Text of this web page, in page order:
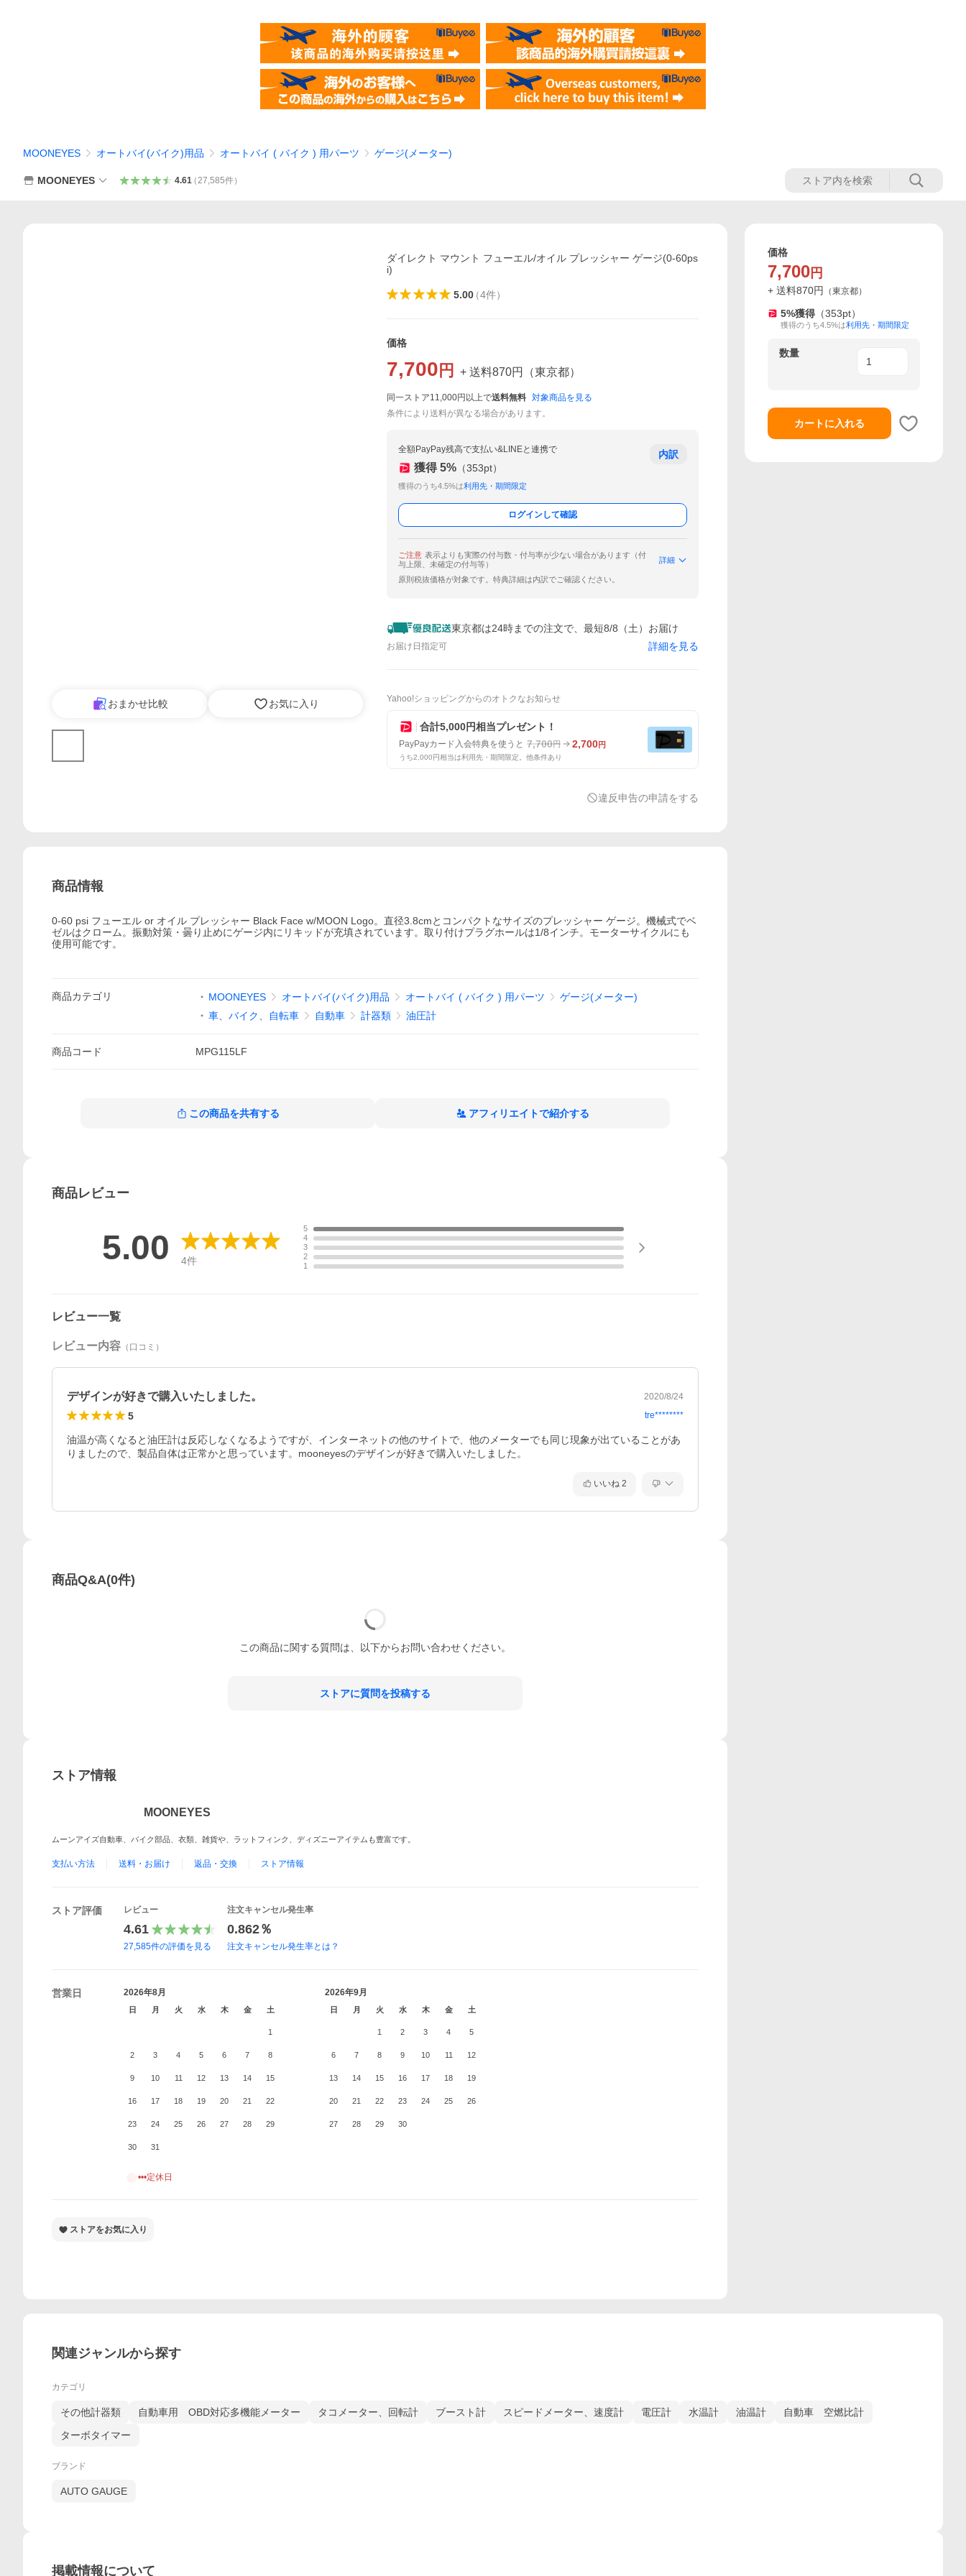
MOONEYES オートバイ(バイク)用品 オートバイ ( バイク ) 用パーツ ゲージ(メーター)
MOONEYES 4.61（27,585件）
おまかせ比較 お気に入り
ダイレクト マウント フューエル/オイル プレッシャー ゲージ(0-60ps
i)
5.00（4件）
価格
7,700 円 + 送料870円 （東京都）
同一ストア11,000円以上で送料無料 対象商品を見る
条件により送料が異なる場合があります。
全額PayPay残高で支払い&LINEと連携で
獲得 5% （353pt）
獲得のうち4.5%は利用先・期間限定
内訳
ログインして確認
ご注意 表示よりも実際の付与数・付与率が少ない場合があります（付
与上限、未確定の付与等）
詳細
原則税抜価格が対象です。特典詳細は内訳でご確認ください。
東京都は24時までの注文で、最短8/8（土）お届け
お届け日指定可 詳細を見る
Yahoo!ショッピングからのオトクなお知らせ
合計5,000円相当プレゼント！
PayPayカード入会特典を使うと 7,700円 2,700円
うち2,000円相当は利用先・期間限定。他条件あり
違反申告の申請をする
商品情報
0-60 psi フューエル or オイル プレッシャー Black Face w/MOON Logo。直径3.8cmとコンパクトなサイズのプレッシャー ゲージ。機械式でベ
ゼルはクローム。振動対策・曇り止めにゲージ内にリキッドが充填されています。取り付けプラグホールは1/8インチ。モーターサイクルにも
使用可能です。
商品カテゴリ MOONEYES オートバイ(バイク)用品 オートバイ ( バイク ) 用パーツ
ゲージ(メーター)
車、バイク、自転車
自動車 計器類 油圧計
商品コード MPG115LF
この商品を共有する アフィリエイトで紹介する
商品レビュー
5.00 4件
5
4
3
2
1
レビュー一覧
レビュー内容 （口コミ）
デザインが好きで購入いたしました。 2020/8/24
5 tre********
油温が高くなると油圧計は反応しなくなるようですが、インターネットの他のサイトで、他のメーターでも同じ現象が出ていることがあ
りましたので、製品自体は正常かと思っています。mooneyesのデザインが好きで購入いたしました。
いいね 2
商品Q&A(0件)
この商品に関する質問は、以下からお問い合わせください。
ストアに質問を投稿する
ストア情報
MOONEYES
ムーンアイズ自動車、バイク部品、衣類、雑貨や、ラットフィンク、ディズニーアイテムも豊富です。
支払い方法 送料・お届け 返品・交換 ストア情報
ストア評価 レビュー
4.61
27,585件の評価を見る
注文キャンセル発生率
0.862％
注文キャンセル発生率とは？
営業日 2026年8月
日 月 火 水 木 金 土
1
2 3 4 5 6 7 8
9 10 11 12 13 14 15
16 17 18 19 20 21 22
23 24 25 26 27 28 29
30 31
2026年9月
日 月 火 水 木 金 土
1 2 3 4 5
6 7 8 9 10 11 12
13 14 15 16 17 18 19
20 21 22 23 24 25 26
27 28 29 30
•••定休日
ストアをお気に入り
価格
7,700 円
+ 送料870円 （東京都）
5%獲得 （353pt）
獲得のうち4.5%は利用先・期間限定
数量
カートに入れる
関連ジャンルから探す
カテゴリ
その他計器類 自動車用 OBD対応多機能メーター タコメーター、回転計 ブースト計 スピードメーター、速度計 電圧計 水温計 油温計
自動車 空燃比計
ターボタイマー
ブランド
AUTO GAUGE
掲載情報について